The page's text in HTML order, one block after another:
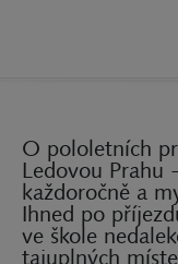
O pololetních
Ledovou Prahu
každoročně a
Ihned po
ve škole
tajuplných